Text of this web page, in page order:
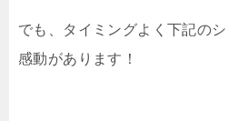
でも、タイミングよく下記の
感動があります！